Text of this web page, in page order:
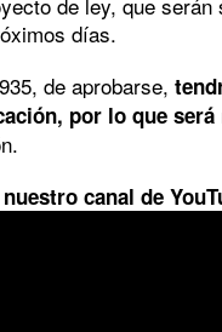
días.
de aprobarse,
por lo que será
canal de